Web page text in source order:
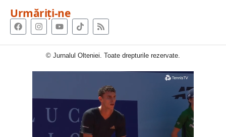
Urmăriți-ne
© Jurnalul Olteniei. Toate drepturile rezervate.